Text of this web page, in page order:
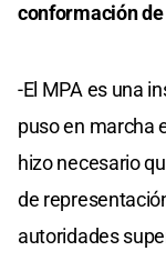
conformación
-El MPA es una
puso en marcha
hizo necesario
de
autoridades